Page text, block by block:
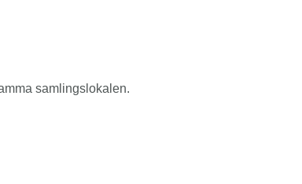
samlingslokalen.